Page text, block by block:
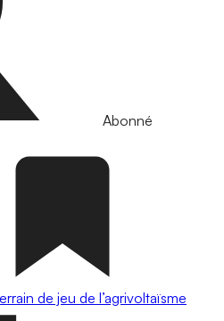
Abonné
de jeu de l’agrivoltaïsme